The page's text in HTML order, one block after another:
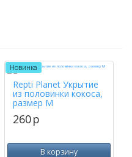
Новинка
Repti Planet Укрытие
из половинки кокоса,
размер M
260p
В корзину